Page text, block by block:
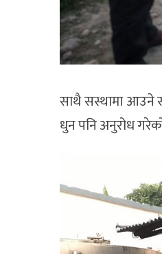
साथै सस्थामा आउने
धुन पनि अनुरोध